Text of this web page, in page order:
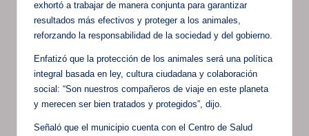
exhortó a trabajar de manera conjunta para garantizar
resultados más efectivos y proteger a los animales,
reforzando la responsabilidad de la sociedad y del gobierno.
Enfatizó que la protección de los animales será una política
integral basada en ley, cultura ciudadana y colaboración
social: “Son nuestros compañeros de viaje en este planeta
y merecen ser bien tratados y protegidos”, dijo.
Señaló que el municipio cuenta con el Centro de Salud